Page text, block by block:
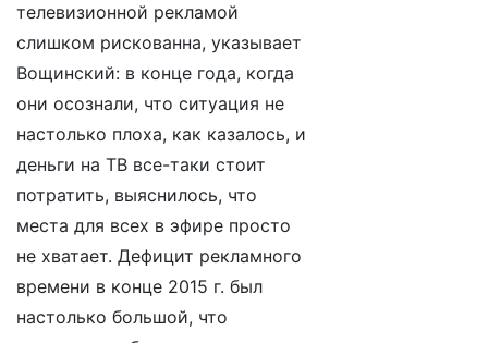
телевизионной рекламой
слишком рискованна, указывает
Вощинский: в конце года, когда
они осознали, что ситуация не
настолько плоха, как казалось, и
деньги на ТВ все-таки стоит
потратить, выяснилось, что
места для всех в эфире просто
не хватает. Дефицит рекламного
времени в конце 2015 г. был
настолько большой, что